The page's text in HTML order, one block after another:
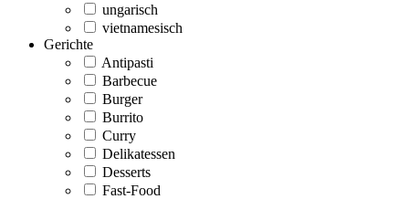
ungarisch
vietnamesisch
Gerichte
Antipasti
Barbecue
Burger
Burrito
Curry
Delikatessen
Desserts
Fast-Food